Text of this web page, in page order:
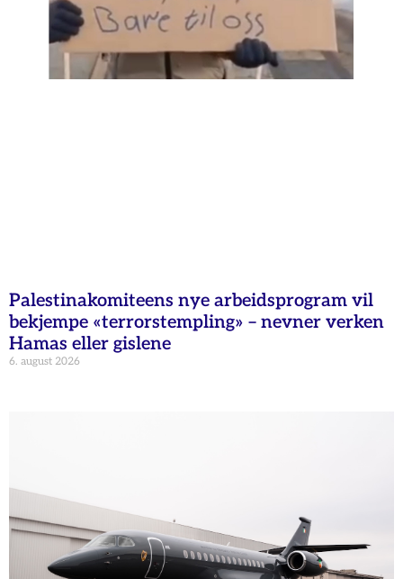
Palestinakomiteens nye arbeidsprogram vil
bekjempe «terrorstempling» – nevner verken
Hamas eller gislene
6. august 2026